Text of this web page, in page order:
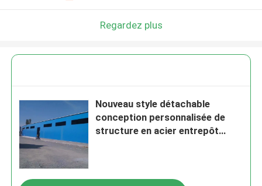
Regardez plus
Nouveau style détachable
conception personnalisée de
structure en acier entrepôt